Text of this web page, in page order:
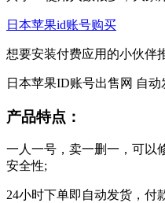
日本苹果id账号购买
想要安装付费应用的小伙伴
日本苹果ID账号出售网 自
产品特点：
一人一号，卖一删一，可以
安全性;
24小时下单即自动发货，付